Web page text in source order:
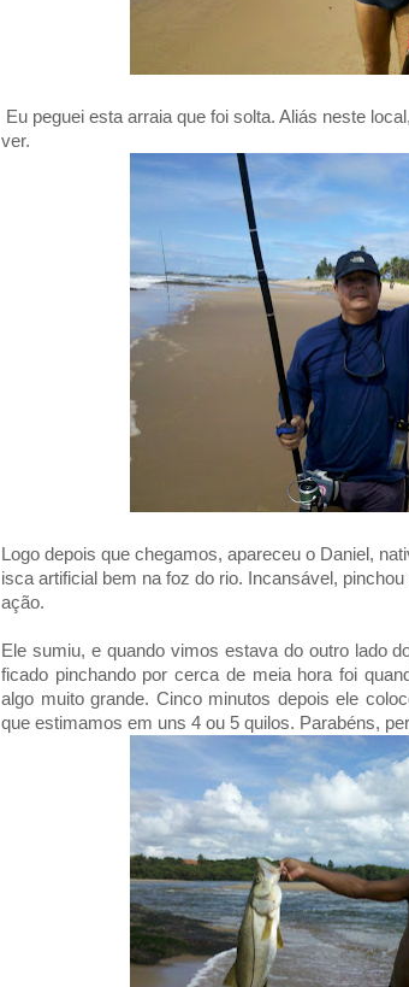
Eu peguei esta arraia que foi solta. Aliás neste
ver.
Logo depois que chegamos, apareceu o Daniel,
isca artificial bem na foz do rio. Incansável,
ação.
Ele sumiu, e quando vimos estava do outro lado
ficado pinchando por cerca de meia hora foi
algo muito grande. Cinco minutos depois ele
que estimamos em uns 4 ou 5 quilos. Parabéns,